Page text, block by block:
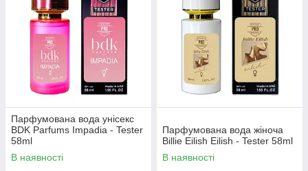
Парфумована вода унісекс
BDK Parfums Impadia - Tester
58ml
В наявності
Парфумована вода жіноча
Billie Eilish Eilish - Tester 58ml
В наявності